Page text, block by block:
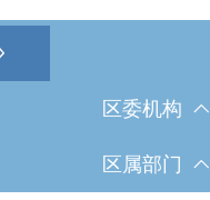
区委机构
区属部门